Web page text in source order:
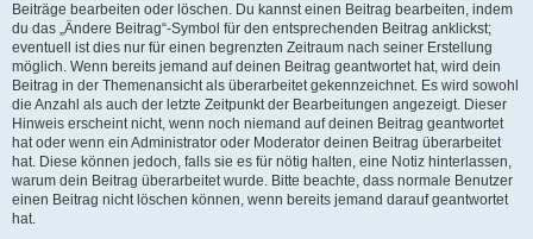
Beiträge bearbeiten oder löschen. Du kannst einen Beitrag bearbeiten, indem
du das „Ändere Beitrag“-Symbol für den entsprechenden Beitrag anklickst;
eventuell ist dies nur für einen begrenzten Zeitraum nach seiner Erstellung
möglich. Wenn bereits jemand auf deinen Beitrag geantwortet hat, wird dein
Beitrag in der Themenansicht als überarbeitet gekennzeichnet. Es wird sowohl
die Anzahl als auch der letzte Zeitpunkt der Bearbeitungen angezeigt. Dieser
Hinweis erscheint nicht, wenn noch niemand auf deinen Beitrag geantwortet
hat oder wenn ein Administrator oder Moderator deinen Beitrag überarbeitet
hat. Diese können jedoch, falls sie es für nötig halten, eine Notiz hinterlassen,
warum dein Beitrag überarbeitet wurde. Bitte beachte, dass normale Benutzer
einen Beitrag nicht löschen können, wenn bereits jemand darauf geantwortet
hat.